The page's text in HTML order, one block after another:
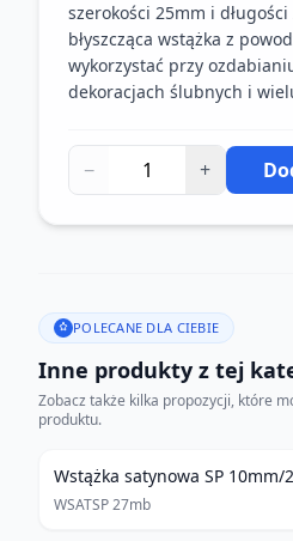
szerokości 25mm i
błyszcząca wstążka z
wykorzystać przy
dekoracjach ślubnych i
− +
POLECANE DLA CIEBIE
Inne produkty z tej
Zobacz także kilka propozycji, które
produktu.
Wstążka satynowa SP 10mm/
WSATSP 27mb